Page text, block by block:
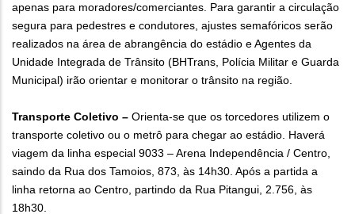
apenas para moradores/comerciantes. Para garantir a circulação
segura para pedestres e condutores, ajustes semafóricos serão
realizados na área de abrangência do estádio e Agentes da
Unidade Integrada de Trânsito (BHTrans, Polícia Militar e Guarda
Municipal) irão orientar e monitorar o trânsito na região.
Transporte Coletivo – Orienta-se que os torcedores utilizem o
transporte coletivo ou o metrô para chegar ao estádio. Haverá
viagem da linha especial 9033 – Arena Independência / Centro,
saindo da Rua dos Tamoios, 873, às 14h30. Após a partida a
linha retorna ao Centro, partindo da Rua Pitangui, 2.756, às
18h30.